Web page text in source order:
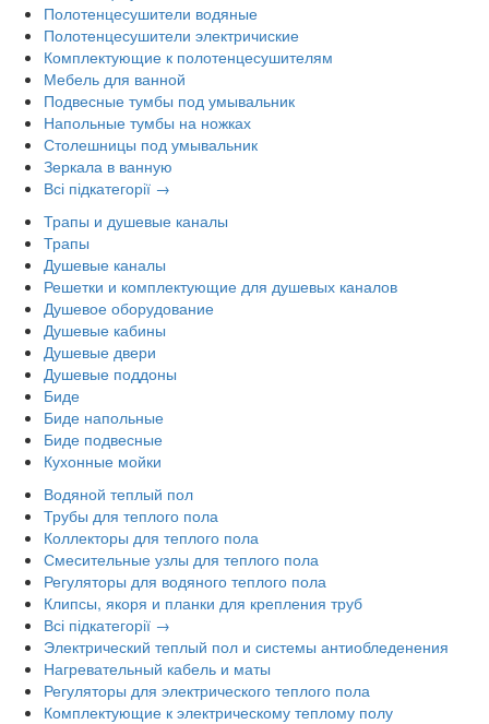
Полотенцесушители водяные
Полотенцесушители электричиские
Комплектующие к полотенцесушителям
Мебель для ванной
Подвесные тумбы под умывальник
Напольные тумбы на ножках
Столешницы под умывальник
Зеркала в ванную
Всі підкатегорії →
Трапы и душевые каналы
Трапы
Душевые каналы
Решетки и комплектующие для душевых каналов
Душевое оборудование
Душевые кабины
Душевые двери
Душевые поддоны
Биде
Биде напольные
Биде подвесные
Кухонные мойки
Водяной теплый пол
Трубы для теплого пола
Коллекторы для теплого пола
Смесительные узлы для теплого пола
Регуляторы для водяного теплого пола
Клипсы, якоря и планки для крепления труб
Всі підкатегорії →
Электрический теплый пол и системы антиобледенения
Нагревательный кабель и маты
Регуляторы для электрического теплого пола
Комплектующие к электрическому теплому полу